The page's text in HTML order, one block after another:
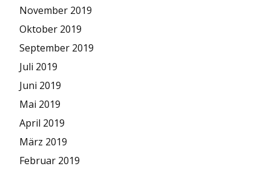
November 2019
Oktober 2019
September 2019
Juli 2019
Juni 2019
Mai 2019
April 2019
März 2019
Februar 2019